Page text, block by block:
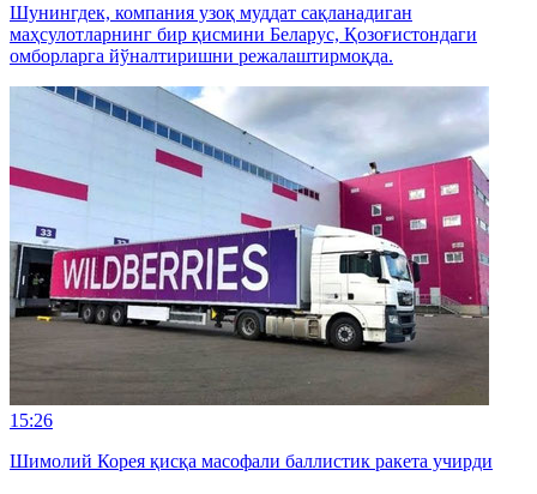
Шунингдек, компания узоқ муддат сақланадиган
маҳсулотларнинг бир қисмини Беларус, Қозоғистондаги
омборларга йўналтиришни режалаштирмоқда.
15:26
Шимолий Корея қисқа масофали баллистик ракета учирди